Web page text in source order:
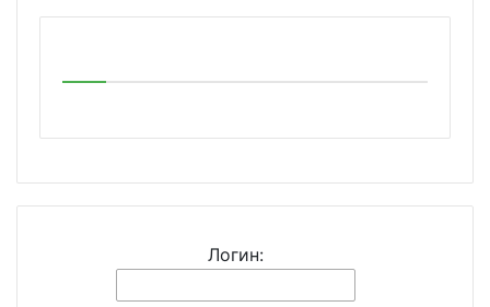
Логин: